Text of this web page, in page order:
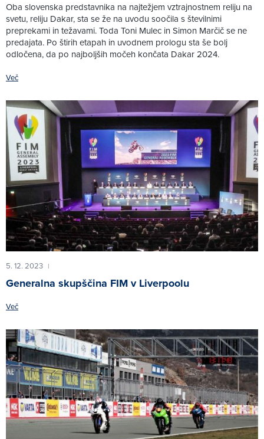
Oba slovenska predstavnika na najtežjem vztrajnostnem reliju na
svetu, reliju Dakar, sta se že na uvodu soočila s številnimi
preprekami in težavami. Toda Toni Mulec in Simon Marčič se ne
predajata. Po štirih etapah in uvodnem prologu sta še bolj
odločena, da po najboljših močeh končata Dakar 2024.
Več
5. 12. 2023 |
Generalna skupščina FIM v Liverpoolu
Več